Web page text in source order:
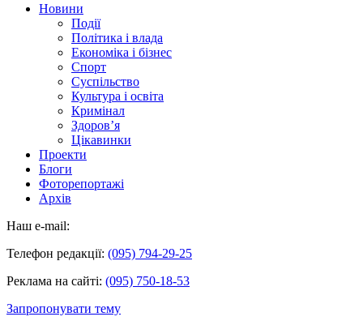
Новини
Події
Політика і влада
Економіка і бізнес
Спорт
Суспільство
Культура і освіта
Кримінал
Здоров’я
Цікавинки
Проекти
Блоги
Фоторепортажі
Архів
Наш e-mail:
Телефон редакції: (095) 794-29-25
Реклама на сайті: (095) 750-18-53
Запропонувати тему